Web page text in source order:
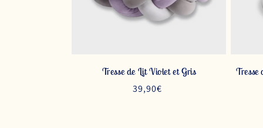
Tresse de Lit Violet et Gris
Prix
39,90€